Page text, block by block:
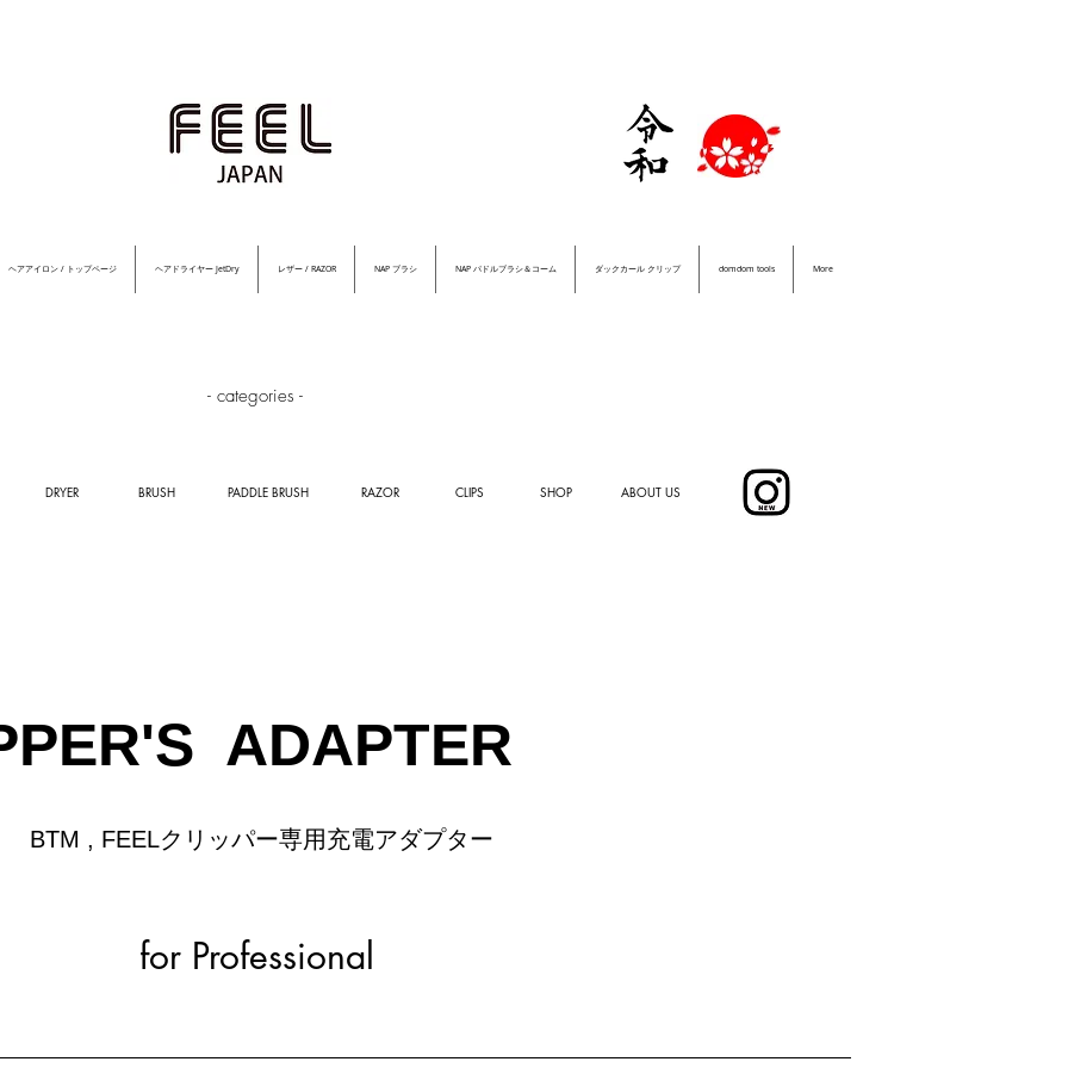
ヘアアイロン / トップページ ヘアドライヤー JetDry レザー / RAZOR NAP ブラシ NAP パドルブラシ＆コーム ダックカール クリップ domdom tools More
- categories -
DRYER BRUSH PADDLE BRUSH RAZOR CLIPS SHOP ABOUT US
ADAPTER
BTM , FEELクリッパー専用充電アダプター
for Professional